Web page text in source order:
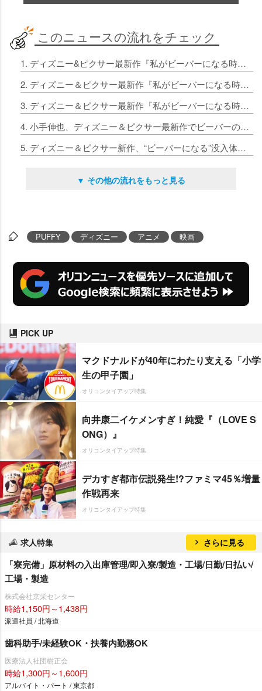
このニュースの流れをチェック
1. ディズニー&ピクサー最新作『私がビーバーになる時』2026年春公開決定
2. ディズニー＆ピクサー最新作『私がビーバーになる時』2026年3月13日公開決定、はちゃめちゃカオスなUS版予告解禁
3. ディズニー＆ピクサー最新作『私がビーバーになる時』キュートでクセありな日本版本ポスター解禁
4. 小手伸也、ディズニー＆ピクサー最新作でビーバーの王様役に決定 “ビーバー姿”の芳根京子とドッキリ共演
5. ディズニー＆ピクサー新作、“ビーバーになる”没入体験を可能にするIMAX・4DXなど全8バージョン上映へ
▼ その他の流れをもっと見る
PUFFY ディズニー アニメ 映画
PICK UP
マクドナルドが40年にわたり支える「小学
生の甲子園」
オリコンタイアップ特集
向井康二イケメンすぎ！純愛『（LOVE S
ONG）』
オリコンタイアップ特集
デカすぎ都市伝説発生!?ファミマ45％増量
作戦再来
オリコンタイアップ特集
求人特集 さらに見る
「寮完備」原材料の入出庫管理/即入寮/製造・工場/日勤/日払い/
工場・製造
株式会社京栄センター
時給1,150円～1,438円
派遣社員 / 北海道
歯科助手/未経験OK・扶養内勤務OK
医療法人社団樹正会
時給1,300円～1,600円
アルバイト・パート / 東京都